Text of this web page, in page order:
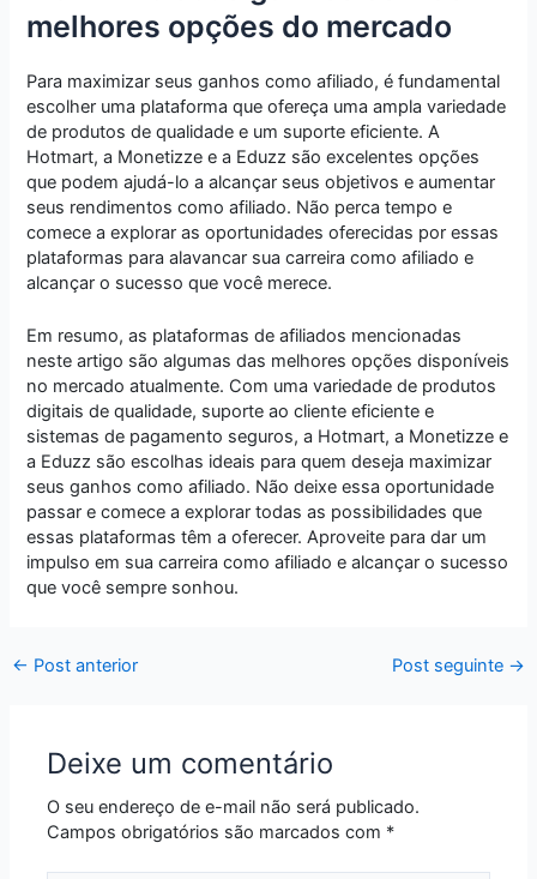
melhores opções do mercado
Para maximizar seus ganhos como afiliado, é fundamental
escolher uma plataforma que ofereça uma ampla variedade
de produtos de qualidade e um suporte eficiente. A
Hotmart, a Monetizze e a Eduzz são excelentes opções
que podem ajudá-lo a alcançar seus objetivos e aumentar
seus rendimentos como afiliado. Não perca tempo e
comece a explorar as oportunidades oferecidas por essas
plataformas para alavancar sua carreira como afiliado e
alcançar o sucesso que você merece.
Em resumo, as plataformas de afiliados mencionadas
neste artigo são algumas das melhores opções disponíveis
no mercado atualmente. Com uma variedade de produtos
digitais de qualidade, suporte ao cliente eficiente e
sistemas de pagamento seguros, a Hotmart, a Monetizze e
a Eduzz são escolhas ideais para quem deseja maximizar
seus ganhos como afiliado. Não deixe essa oportunidade
passar e comece a explorar todas as possibilidades que
essas plataformas têm a oferecer. Aproveite para dar um
impulso em sua carreira como afiliado e alcançar o sucesso
que você sempre sonhou.
← Post anterior Post seguinte →
Deixe um comentário
O seu endereço de e-mail não será publicado.
Campos obrigatórios são marcados com *